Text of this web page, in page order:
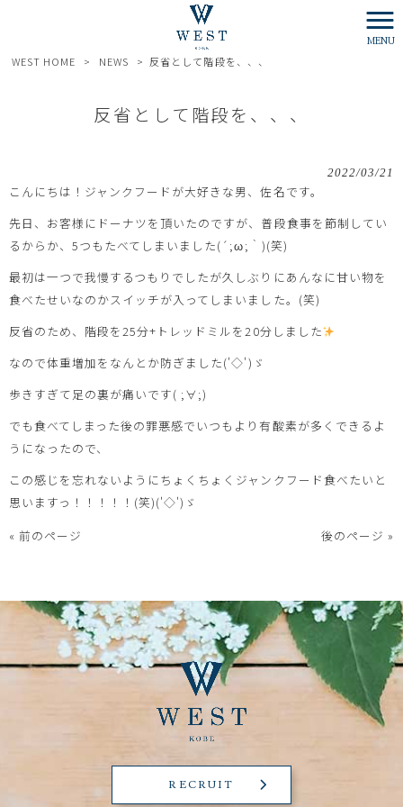
MENU
WEST HOME > NEWS > 反省として階段を、、、
反省として階段を、、、
2022/03/21
こんにちは！ジャンクフードが大好きな男、佐名です。
先日、お客様にドーナツを頂いたのですが、普段食事を節制してい
るからか、5つもたべてしまいました(´;ω;｀)(笑)
最初は一つで我慢するつもりでしたが久しぶりにあんなに甘い物を
食べたせいなのかスイッチが入ってしまいました。(笑)
反省のため、階段を25分+トレッドミルを20分しました
なので体重増加をなんとか防ぎました('◇')ゞ
歩きすぎて足の裏が痛いです( ;∀;)
でも食べてしまった後の罪悪感でいつもより有酸素が多くできるよ
うになったので、
この感じを忘れないようにちょくちょくジャンクフード食べたいと
思いますっ！！！！！(笑)('◇')ゞ
« 前のページ
後のページ »
RECRUIT